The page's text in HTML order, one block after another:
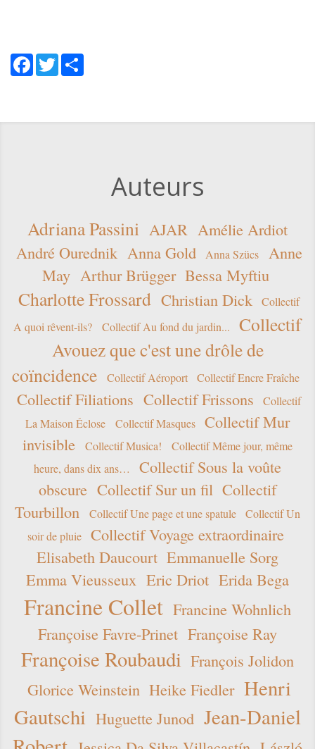
Facebook
Twitter
Auteurs
Adriana Passini AJAR Amélie Ardiot
André Ourednik Anna Gold Anna Szücs
Anne
May Arthur Brügger Bessa Myftiu
Charlotte Frossard Christian Dick
Collectif
A quoi rêvent-ils?
Collectif Au fond du jardin...
Collectif
Avouez que c'est une drôle de
coïncidence
Collectif Aéroport Collectif Encre Fraîche
Collectif Filiations Collectif Frissons
Collectif
La Maison Éclose
Collectif Masques
Collectif Mur
invisible
Collectif Musica!
Collectif Même jour, même
heure, dans dix ans…
Collectif Sous la voûte
obscure Collectif Sur un fil Collectif
Tourbillon
Collectif Une page et une spatule
Collectif Un
soir de pluie
Collectif Voyage extraordinaire
Elisabeth Daucourt Emmanuelle Sorg
Emma Vieusseux Eric Driot Erida Bega
Francine Collet Francine Wohnlich
Françoise Favre-Prinet Françoise Ray
Françoise Roubaudi François Jolidon
Glorice Weinstein Heike Fiedler Henri
Gautschi Huguette Junod Jean-Daniel